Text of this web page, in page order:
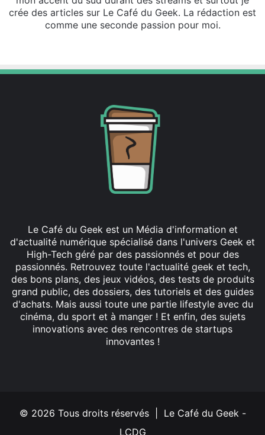
crée des articles sur Le Café du Geek. La rédaction est
comme une seconde passion pour moi.
Le Café du Geek est un Média d'information et
d'actualité numérique spécialisé dans l'univers Geek et
High-Tech géré par des passionnés et pour des
passionnés. Retrouvez toute l'actualité geek et tech,
des bons plans, des jeux vidéos, des tests de produits
grand public, des dossiers, des tutoriels et des guides
d'achats. Mais aussi toute une partie lifestyle avec du
cinéma, du sport et à manger ! Et enfin, des sujets
innovations avec des rencontres de startups
innovantes !
© 2026 Tous droits réservés | Le Café du Geek -
LCDG